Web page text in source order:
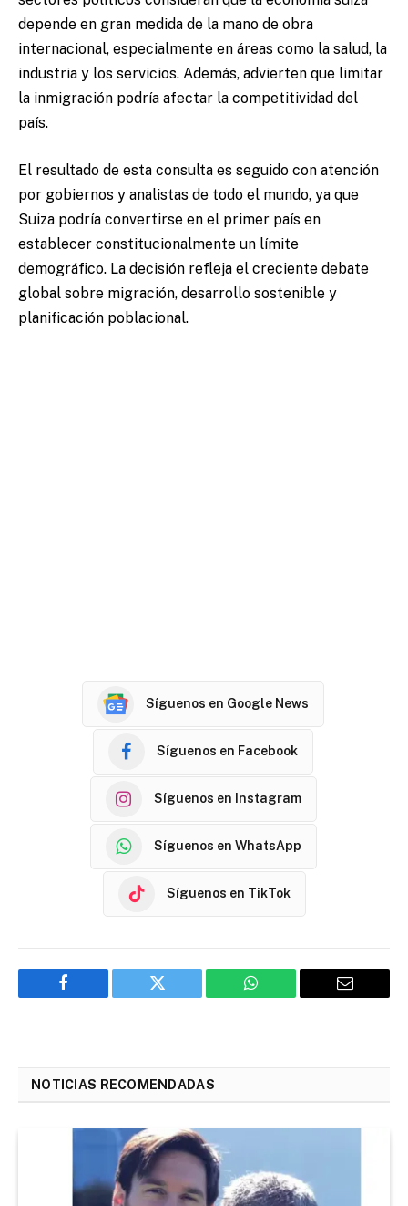
depende en gran medida de la mano de obra
internacional, especialmente en áreas como la salud, la
industria y los servicios. Además, advierten que limitar
la inmigración podría afectar la competitividad del
país.
El resultado de esta consulta es seguido con atención
por gobiernos y analistas de todo el mundo, ya que
Suiza podría convertirse en el primer país en
establecer constitucionalmente un límite
demográfico. La decisión refleja el creciente debate
global sobre migración, desarrollo sostenible y
planificación poblacional.
Síguenos en Google News
Síguenos en Facebook
Síguenos en Instagram
Síguenos en WhatsApp
Síguenos en TikTok
Facebook Twitter WhatsApp Email
NOTICIAS RECOMENDADAS